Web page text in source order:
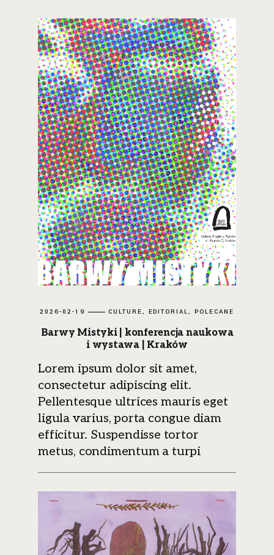
2026-02-19 CULTURE EDITORIAL POLECANE
Barwy Mistyki | konferencja naukowa
i wystawa | Kraków
Lorem ipsum dolor sit amet,
consectetur adipiscing elit.
Pellentesque ultrices mauris eget
ligula varius, porta congue diam
efficitur. Suspendisse tortor
metus, condimentum a turpi